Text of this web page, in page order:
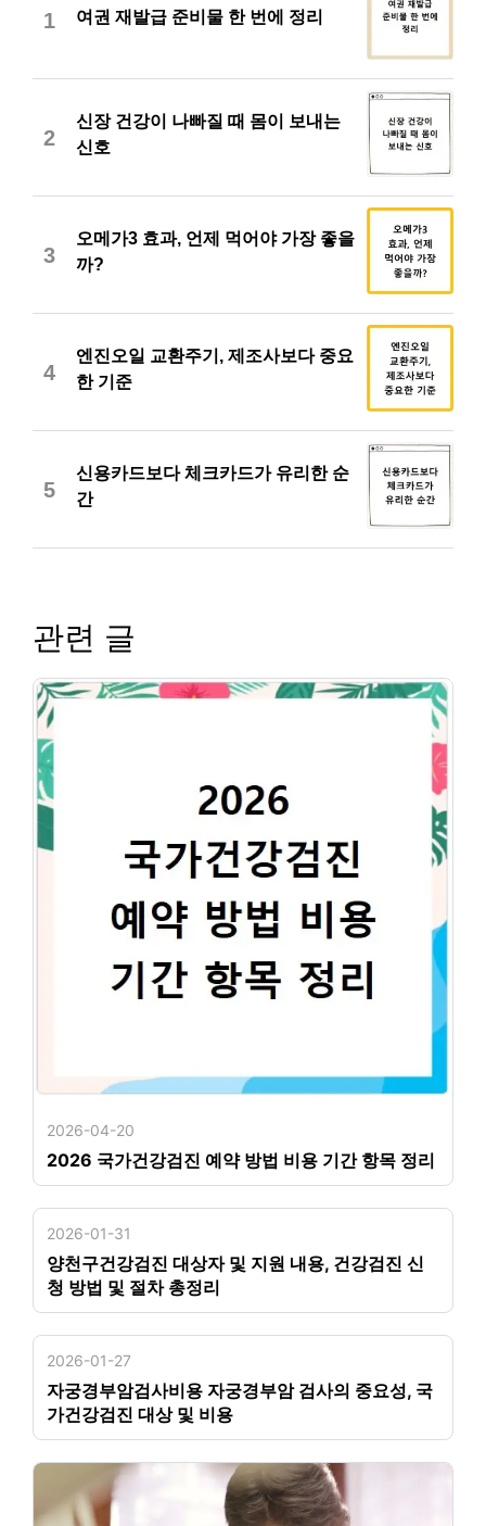
1 여권 재발급 준비물 한 번에 정리
2
신장 건강이 나빠질 때 몸이 보내는
신호
3
오메가3 효과, 언제 먹어야 가장 좋을
까?
4
엔진오일 교환주기, 제조사보다 중요
한 기준
5
신용카드보다 체크카드가 유리한 순
간
관련 글
2026-04-20
2026 국가건강검진 예약 방법 비용 기간 항목 정리
2026-01-31
양천구건강검진 대상자 및 지원 내용, 건강검진 신
청 방법 및 절차 총정리
2026-01-27
자궁경부암검사비용 자궁경부암 검사의 중요성, 국
가건강검진 대상 및 비용